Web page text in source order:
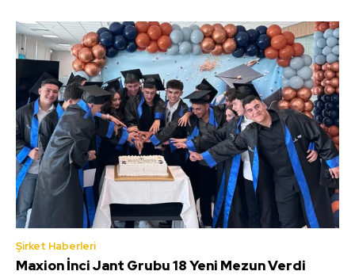
Şirket Haberleri
Maxion İnci Jant Grubu 18 Yeni Mezun Verdi